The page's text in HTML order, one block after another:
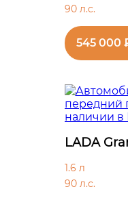
90 л.с.
545 000
LADA
1.6 л
90 л.с.